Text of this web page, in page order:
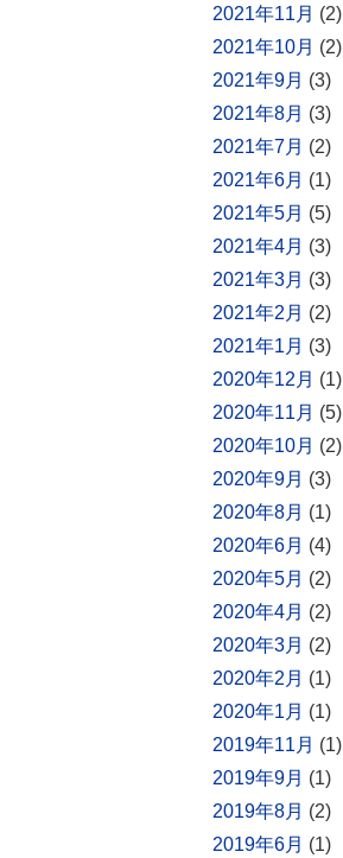
2021年11月 (2)
2021年10月 (2)
2021年9月 (3)
2021年8月 (3)
2021年7月 (2)
2021年6月 (1)
2021年5月 (5)
2021年4月 (3)
2021年3月 (3)
2021年2月 (2)
2021年1月 (3)
2020年12月 (1)
2020年11月 (5)
2020年10月 (2)
2020年9月 (3)
2020年8月 (1)
2020年6月 (4)
2020年5月 (2)
2020年4月 (2)
2020年3月 (2)
2020年2月 (1)
2020年1月 (1)
2019年11月 (1)
2019年9月 (1)
2019年8月 (2)
2019年6月 (1)